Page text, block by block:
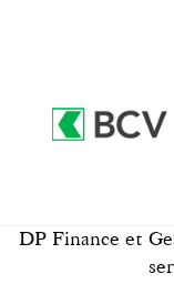
DP Finance et